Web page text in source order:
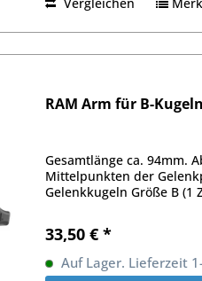
RAM Arm für B-
Gesamtlänge ca. 94mm.
Mittelpunkten der
Gelenkkugeln Größe B (1
33,50 € *
Auf Lager. Lieferzeit